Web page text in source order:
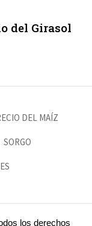
del Girasol
DEL MAÍZ
SORGO
los derechos